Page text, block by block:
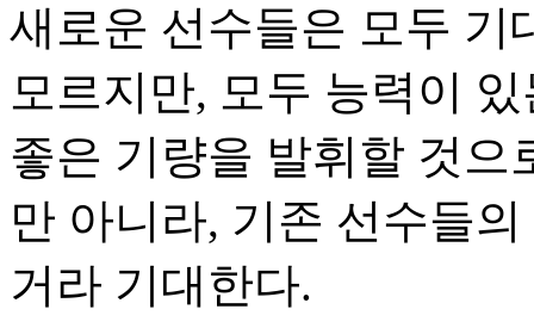
새로운 선수들은 모두 기
모르지만, 모두 능력이
좋은 기량을 발휘할 것으
만 아니라, 기존 선수들
거라 기대한다.